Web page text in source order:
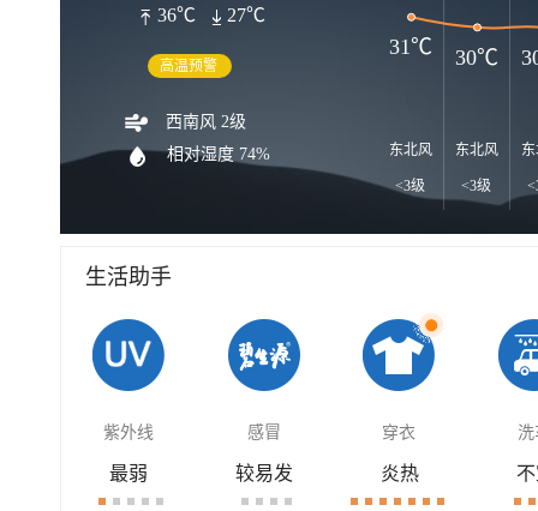
36℃ 27℃
高温预警
西南风 2级
相对湿度 74%
东北风
<3级
东北风
<3级
31℃ 30℃
生活助手
紫外线 感冒 穿衣 洗
最弱 较易发 炎热